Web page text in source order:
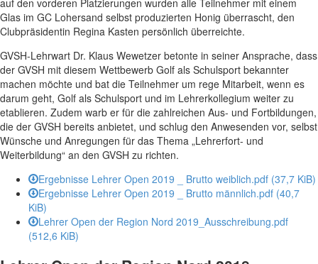
auf den vorderen Platzierungen wurden alle Teilnehmer mit einem
Glas im GC Lohersand selbst produzierten Honig überrascht, den
Clubpräsidentin Regina Kasten persönlich überreichte.
GVSH-Lehrwart Dr. Klaus Wewetzer betonte in seiner Ansprache, dass
der GVSH mit diesem Wettbewerb Golf als Schulsport bekannter
machen möchte und bat die Teilnehmer um rege Mitarbeit, wenn es
darum geht, Golf als Schulsport und im Lehrerkollegium weiter zu
etablieren. Zudem warb er für die zahlreichen Aus- und Fortbildungen,
die der GVSH bereits anbietet, und schlug den Anwesenden vor, selbst
Wünsche und Anregungen für das Thema „Lehrerfort- und
Weiterbildung“ an den GVSH zu richten.
Ergebnisse Lehrer Open 2019 _ Brutto weiblich.pdf (37,7 KiB)
Ergebnisse Lehrer Open 2019 _ Brutto männlich.pdf (40,7
KiB)
Lehrer Open der Region Nord 2019_Ausschreibung.pdf
(512,6 KiB)